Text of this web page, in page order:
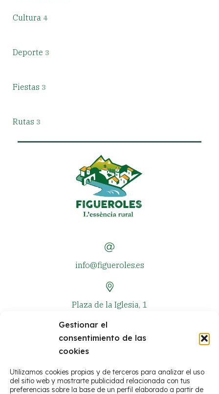
Gestionar el
consentimiento de las
cookies
Utilizamos cookies propias y de terceros para analizar el uso
del sitio web y mostrarte publicidad relacionada con tus
preferencias sobre la base de un perfil elaborado a partir de
Cultura 4
Deporte 3
Fiestas 3
Rutas 3
info@figueroles.es
Plaza de la Iglesia, 1
+34 964 381 573